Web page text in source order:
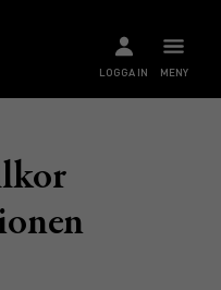
MENY
LOGGA IN